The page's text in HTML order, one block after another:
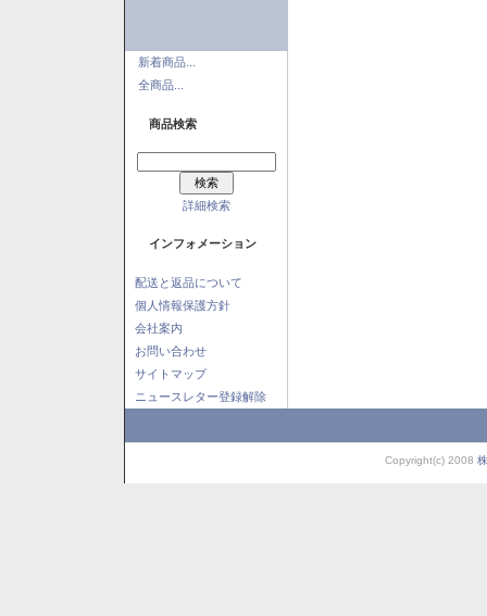
新着商品...
全商品...
商品検索
詳細検索
インフォメーション
配送と返品について
個人情報保護方針
会社案内
お問い合わせ
サイトマップ
ニュースレター登録解除
Copyright(c) 2008